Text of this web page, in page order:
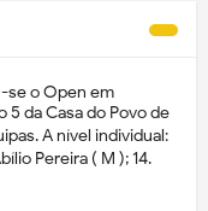
se o Open em
5 da Casa do Povo de
A nível individual:
Pereira ( M ); 14.